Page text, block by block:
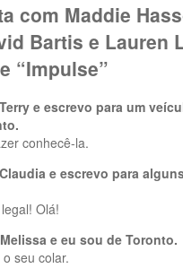
com Maddie
Bartis e Lauren
“Impulse”
e escrevo para um
conhecê-la.
e escrevo para
Olá!
e eu sou de Toronto.
seu colar.